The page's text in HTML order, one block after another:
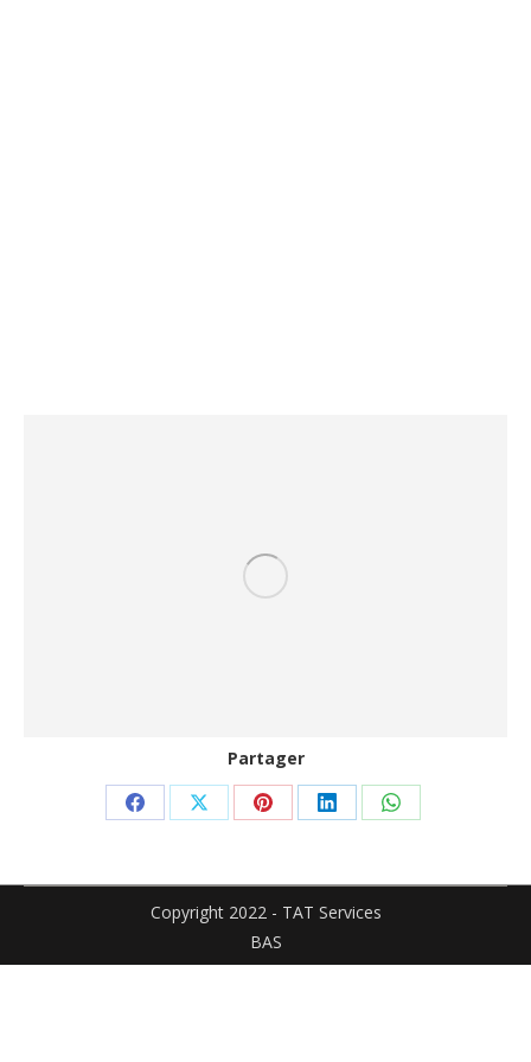
Partager
Partager
Facebook
Partager
X
Partager
Pinterest
Partager
LinkedIn
Partager
WhatsApp
Copyright 2022 - TAT Services
BAS